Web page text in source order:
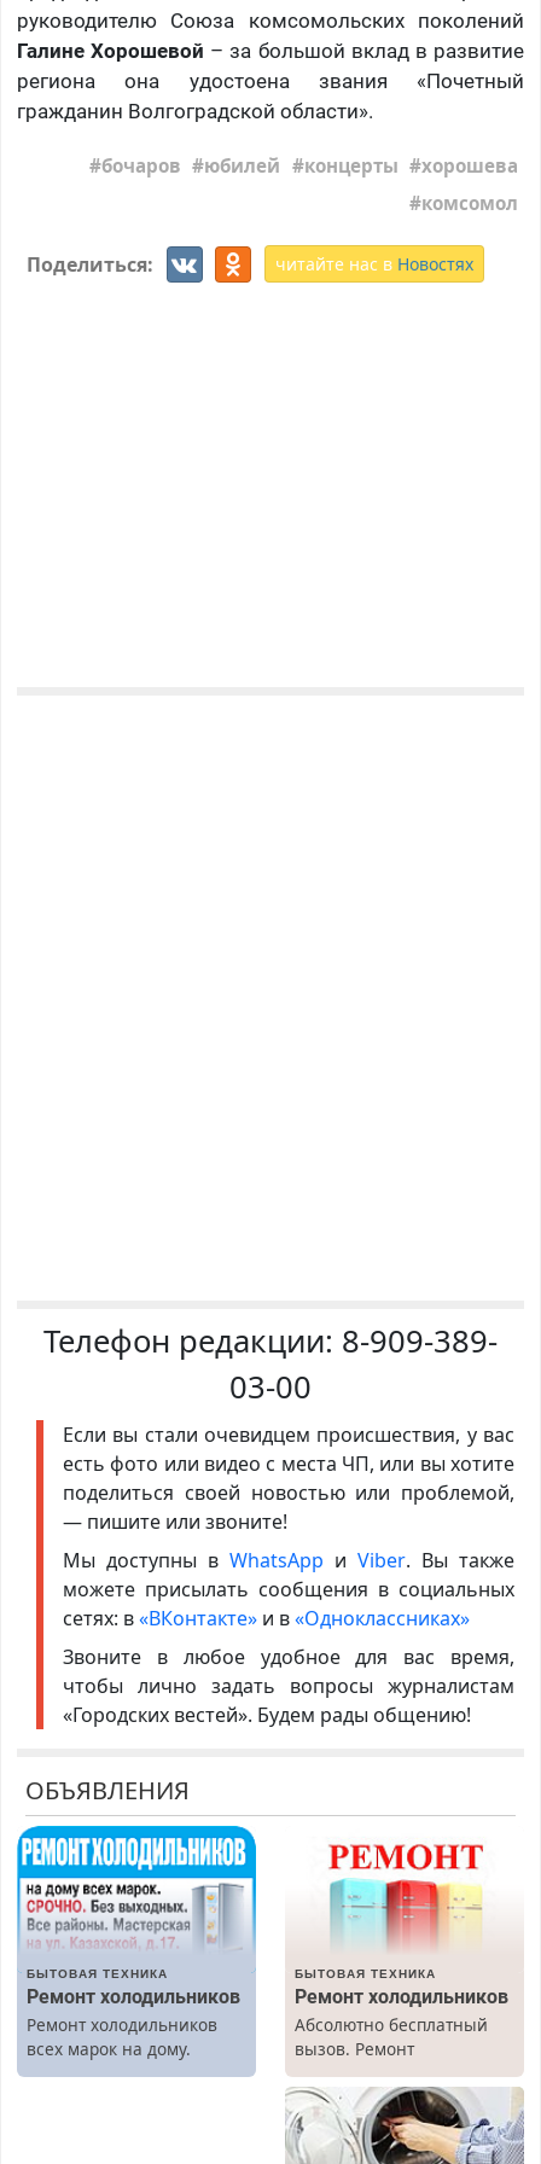
руководителю Союза комсомольских поколений
Галине Хорошевой – за большой вклад в развитие
региона она удостоена звания «Почетный
гражданин Волгоградской области».
бочаров юбилей концерты
хорошева
комсомол
Поделиться: читайте нас в Новостях
Телефон редакции: 8-909-389-
03-00
Если вы стали очевидцем происшествия, у вас
есть фото или видео с места ЧП, или вы хотите
поделиться своей новостью или проблемой,
— пишите или звоните!
Мы доступны в WhatsApp иViber. Вы также
можете присылать сообщения в социальных
сетях: в«ВКонтакте»и в«Одноклассниках»
Звоните в любое удобное для вас время,
чтобы лично задать вопросы журналистам
«Городских вестей». Будем рады общению!
ОБЪЯВЛЕНИЯ
БЫТОВАЯ ТЕХНИКА
Ремонт холодильников
Ремонт холодильников
всех марок на дому.
БЫТОВАЯ ТЕХНИКА
Ремонт холодильников
Абсолютно бесплатный
вызов. Ремонт
холодильников всех
марок на дому, с
гарантией. Все р-ны.
Срочно. Без выходных.